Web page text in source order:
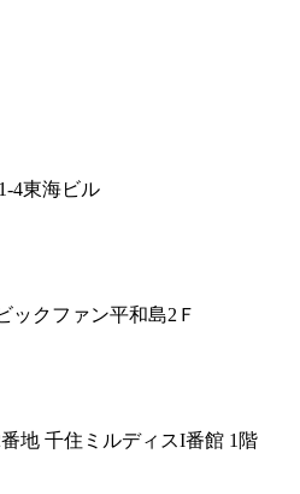
4東海ビル
ックファン平和島2Ｆ
地 千住ミルディスI番館 1階